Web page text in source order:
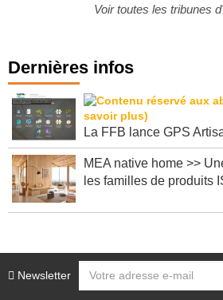
Voir toutes les tribunes
Dernières infos
La FFB lance GPS
MEA native home >>
les familles de produits
Newsletter